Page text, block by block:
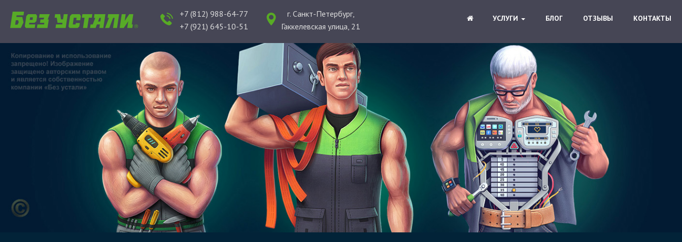
+7 (812) 988-64-77
+7 (921) 645-10-51
г. Санкт-Петербург,
Гаккелевская улица, 21
УСЛУГИ БЛОГ ОТЗЫВЫ КОНТАКТЫ